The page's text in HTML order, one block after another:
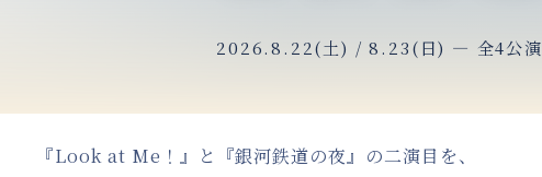
2026.8.22(土) / 8.23(日) ― 全4公演
『Look at Me！』 と 『銀河鉄道の夜』 の二演目を、